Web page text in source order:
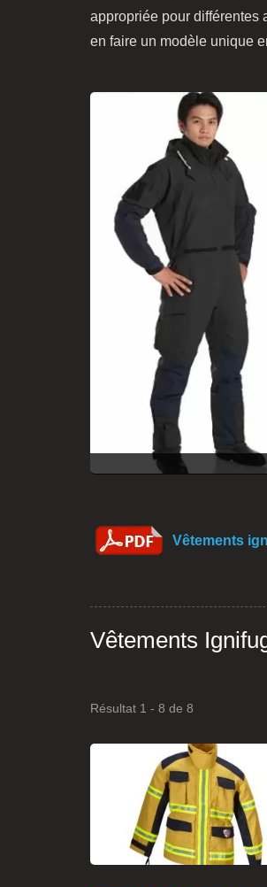
appropriée pour différentes
en faire un modèle unique
Vêtements
Vêtements
Résultat 1 - 8 de 8